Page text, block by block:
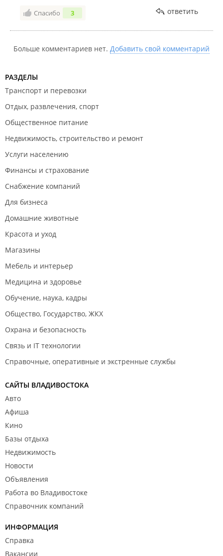
Спасибо 3 ответить
Больше комментариев нет. Добавить свой комментарий
РАЗДЕЛЫ
Транспорт и перевозки
Отдых, развлечения, спорт
Общественное питание
Недвижимость, строительство и ремонт
Услуги населению
Финансы и страхование
Снабжение компаний
Для бизнеса
Домашние животные
Красота и уход
Магазины
Мебель и интерьер
Медицина и здоровье
Обучение, наука, кадры
Общество, Государство, ЖКХ
Охрана и безопасность
Связь и IT технологии
Справочные, оперативные и экстренные службы
САЙТЫ ВЛАДИВОСТОКА
Авто
Афиша
Кино
Базы отдыха
Недвижимость
Новости
Объявления
Работа во Владивостоке
Справочник компаний
ИНФОРМАЦИЯ
Справка
Вакансии